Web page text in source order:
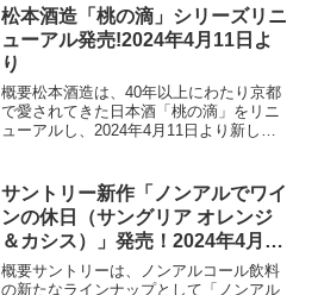
す。商品特徴「キリン 氷結 無糖 ...
松本酒造「桃の滴」シリーズリニ
ューアル発売!2024年4月11日よ
り
概要松本酒造は、40年以上にわたり京都
で愛されてきた日本酒「桃の滴」をリニ
ューアルし、2024年4月11日より新しい
り、よりシャープで深みのある味わいを
追求しました。商品...
サントリー新作「ノンアルでワイ
ンの休日（サングリア オレンジ
＆カシス）」発売！2024年4月16
日から
概要サントリーは、ノンアルコール飲料
の新たなラインナップとして「ノンアル